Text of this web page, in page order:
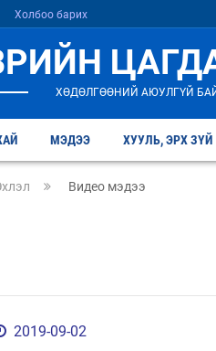
Холбоо барих
ХӨДӨЛГӨӨНИЙ АЮУЛГҮЙ
МЭДЭЭ ХУУЛЬ, ЭРХ ЗҮЙ
Видео мэдээ
2019-09-02